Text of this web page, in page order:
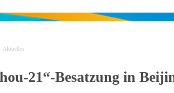
Aktuelles
21“-Besatzung in